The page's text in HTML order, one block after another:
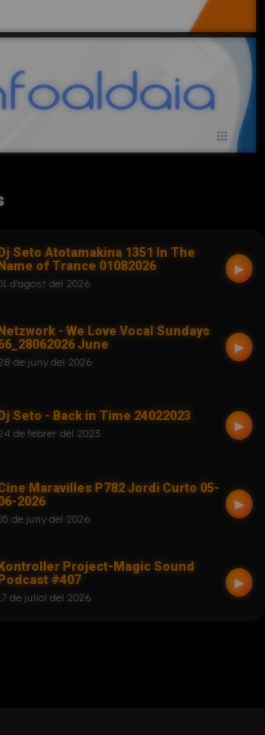
Dj Seto Atotamakina 1351 In The
Name of Trance 01082026
d'agost del 2026
▶
Netzwork - We Love Vocal Sundays
June
de juny del 2026
▶
Dj Seto - Back in Time 24022023
de febrer del 2023
▶
Maravilles P782 Jordi Curto 05-
2026
de juny del 2026
▶
Kontroller Project-Magic Sound
Podcast #407
de juliol del 2026
▶